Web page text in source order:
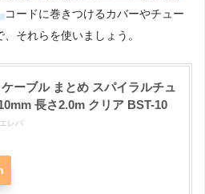
コードに巻きつけるカバーやチュー
それらを使いましょう。
ーブル まとめ スパイラルチュ
長さ2.0m クリア BST-10
レバ